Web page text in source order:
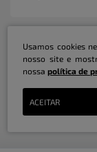
Marketplace B2B
Usamos cookies
nosso site e
nossapolítica de
ACEITAR